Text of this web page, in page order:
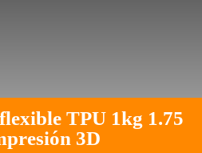
TPU 1kg 1.75
3D